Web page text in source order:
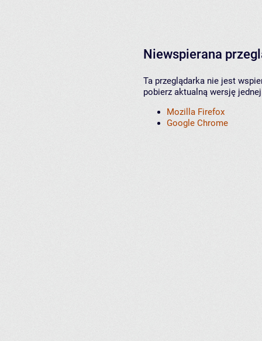
Niewspierana
Ta przeglądarka nie jest
pobierz aktualną wersję
Mozilla Firefox
Google Chrome